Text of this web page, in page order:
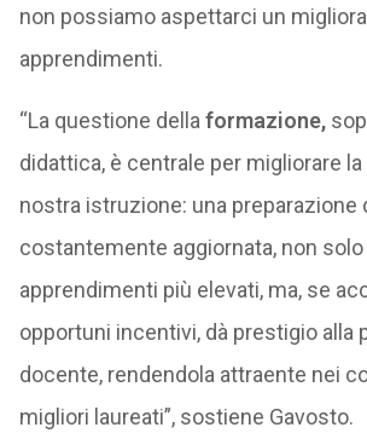
non possiamo aspettarci un
apprendimenti.
“La questione della formazione,
didattica, è centrale per migliorare la
nostra istruzione: una preparazione
costantemente aggiornata, non
apprendimenti più elevati, ma, se
opportuni incentivi, dà prestigio alla
docente, rendendola attraente nei
migliori laureati”, sostiene Gavosto.